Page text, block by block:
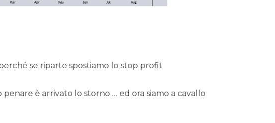
se riparte spostiamo lo stop profit
è arrivato lo storno … ed ora siamo a cavallo